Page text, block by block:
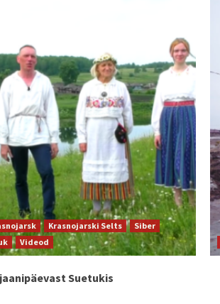
Krasnojarski Selts
Siber
Videod
Suetukis